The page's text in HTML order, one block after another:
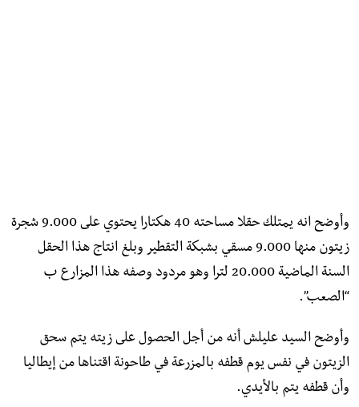
وأوضح انه يمتلك حقلا مساحته 40 هكتارا يحتوي على 9.000 شجرة
زيتون منها 9.000 مسقي بشبكة التقطير وبلغ انتاج هذا الحقل
السنة الماضية 20.000 لترا وهو مردود وصفه هذا المزارع ب
“الصعب”.
وأوضح السيد عليلش أنه من أجل الحصول على زيته يتم سحق
الزيتون في نفس يوم قطفه بالمزرعة في طاحونة اقتناها من إيطاليا
وأن قطفه يتم بالأيدي.